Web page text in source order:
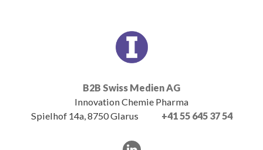
B2B Swiss Medien AG
Innovation Chemie Pharma
Spielhof 14a, 8750 Glarus
+41 55 645 37 54